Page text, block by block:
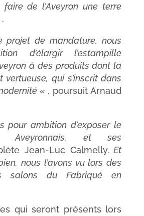
de l’Aveyron une terre
.
projet de mandature, nous
d’élargir l’estampille
à des produits dont la
vertueuse, qui s’inscrit dans
« , poursuit Arnaud
pour ambition d’exposer le
Aveyronnais, et ses
Jean-Luc Calmelly. Et
nous l’avons vu lors des
salons du Fabriqué en
qui seront présents lors